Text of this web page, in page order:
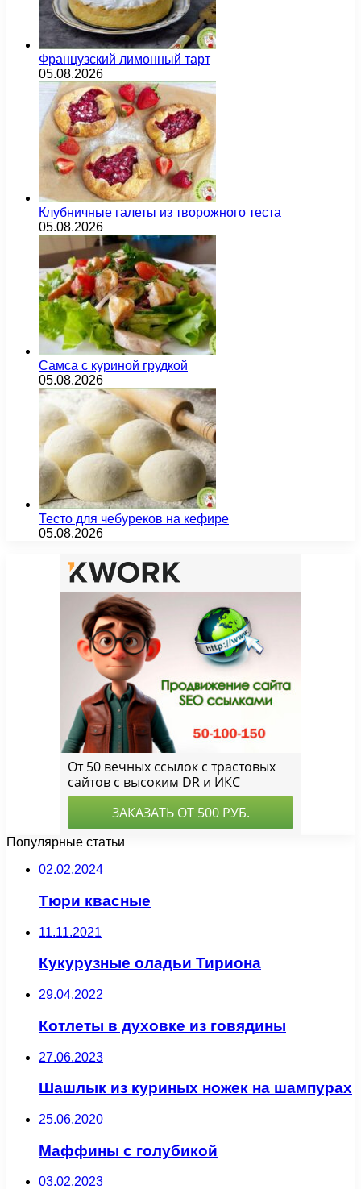
Французский лимонный тарт
05.08.2026
Клубничные галеты из творожного теста
05.08.2026
Самса с куриной грудкой
05.08.2026
Тесто для чебуреков на кефире
05.08.2026
Популярные статьи
02.02.2024
Тюри квасные
11.11.2021
Кукурузные оладьи Тириона
29.04.2022
Котлеты в духовке из говядины
27.06.2023
Шашлык из куриных ножек на шампурах
25.06.2020
Маффины с голубикой
03.02.2023